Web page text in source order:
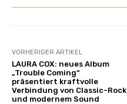
VORHERIGER ARTIKEL
LAURA COX: neues Album
„Trouble Coming“
präsentiert kraftvolle
Verbindung von Classic-Rock
und modernem Sound